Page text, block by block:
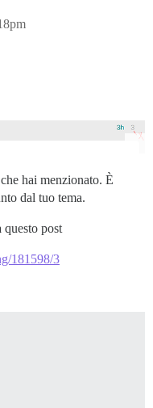
hai menzionato. È
dal tuo tema.
questo post
181598/3